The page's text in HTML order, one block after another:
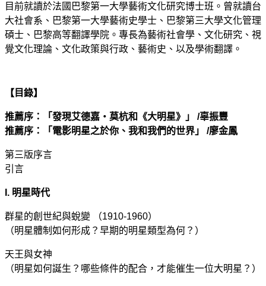
目前就讀於法國巴黎第一大學藝術文化研究博士班。曾就讀台
大社會系、巴黎第一大學藝術史學士、巴黎第三大學文化管理
碩士、巴黎高等翻譯學院。專長為藝術社會學、文化研究、視
覺文化理論、文化政策與行政、藝術史、以及學術翻譯。
【目錄】
推薦序：「發現艾德嘉‧莫杭和《大明星》」 /辜振豐
推薦序：「電影明星之於你、我和我們的世界」 /廖金鳳
第三版序言
引言
I. 明星時代
群星的創世紀與蛻變 （1910-1960）
（明星體制如何形成？早期的明星類型為何？）
天王與女神
（明星如何誕生？哪些條件的配合，才能催生一位大明星？）